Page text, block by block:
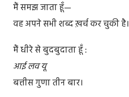
मैं समझ जाता हूँ—
वह अपने सभी शब्द ख़र्च कर चुकी है।
मैं धीरे से बुदबुदाता हूँ :
आई लव यू
बत्तीस गुणा तीन बार।